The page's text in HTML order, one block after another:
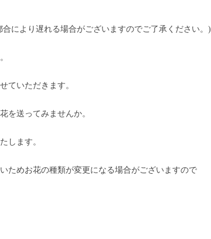
により遅れる場合がございますのでご了承ください。)
ていただきます。
を送ってみませんか。
します。
ためお花の種類が変更になる場合がございますので